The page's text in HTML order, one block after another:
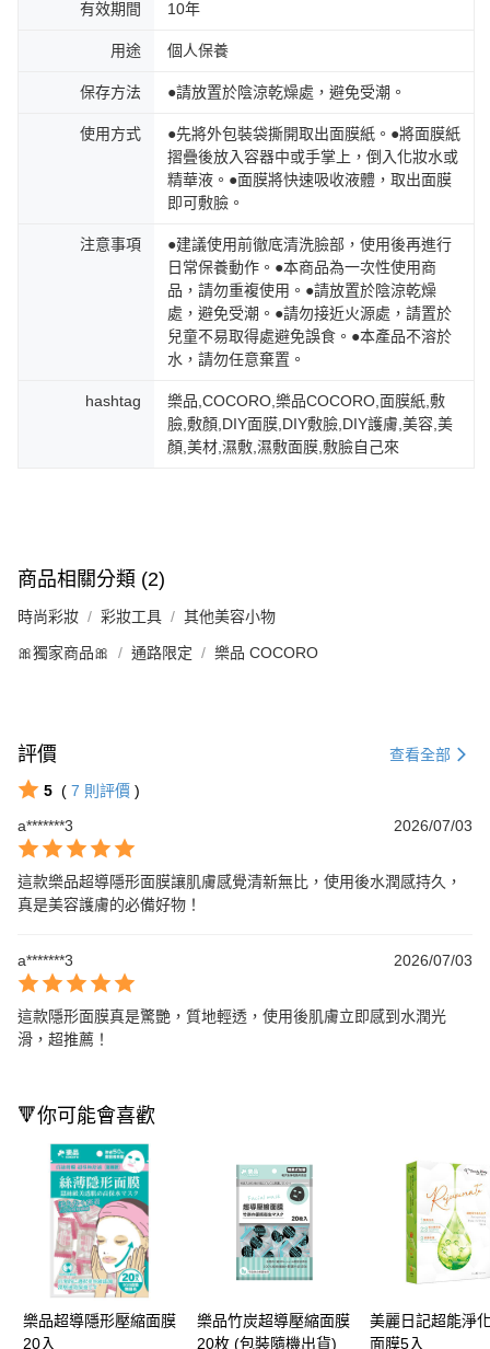
有效期間 10年
用途 個人保養
保存方法 ●請放置於陰涼乾燥處，避免受潮。
使用方式
●先將外包裝袋撕開取出面膜紙。●將面膜紙
摺疊後放入容器中或手掌上，倒入化妝水或
精華液。●面膜將快速吸收液體，取出面膜
即可敷臉。
注意事項
●建議使用前徹底清洗臉部，使用後再進行
日常保養動作。●本商品為一次性使用商
品，請勿重複使用。●請放置於陰涼乾燥
處，避免受潮。●請勿接近火源處，請置於
兒童不易取得處避免誤食。●本產品不溶於
水，請勿任意棄置。
hashtag
樂品,COCORO,樂品COCORO,面膜紙,敷
臉,敷顏,DIY面膜,DIY敷臉,DIY護膚,美容,美
顏,美材,濕敷,濕敷面膜,敷臉自己來
商品相關分類 (2)
時尚彩妝 彩妝工具 其他美容小物
🎀獨家商品🎀 通路限定 樂品 COCORO
評價 查看全部
5 ( 7 則評價 )
a*******3
2026/07/03
這款樂品超導隱形面膜讓肌膚感覺清新無比，使用後水潤感持久，
真是美容護膚的必備好物！
a*******3 2026/07/03
這款隱形面膜真是驚艷，質地輕透，使用後肌膚立即感到水潤光
滑，超推薦！
🔻你可能會喜歡
樂品超導隱形壓縮面膜
20入
樂品竹炭超導壓縮面膜
20枚 (包裝隨機出貨)
美麗日記超能淨
面膜5入